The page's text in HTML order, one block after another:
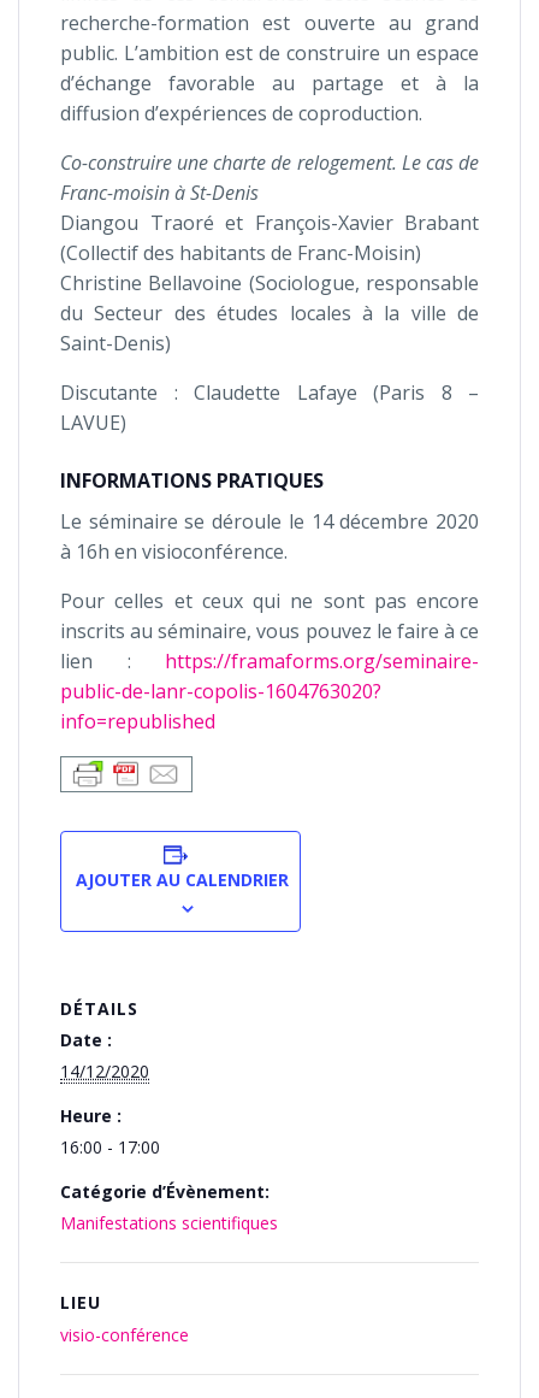
recherche-formation est ouverte au grand
public. L’ambition est de construire un espace
d’échange favorable au partage et à la
diffusion d’expériences de coproduction.
Co-construire une charte de relogement. Le cas de
Franc-moisin à St-Denis
Diangou Traoré et François-Xavier Brabant
(Collectif des habitants de Franc-Moisin)
Christine Bellavoine (Sociologue, responsable
du Secteur des études locales à la ville de
Saint-Denis)
Discutante : Claudette Lafaye (Paris 8 –
LAVUE)
INFORMATIONS PRATIQUES
Le séminaire se déroule le 14 décembre 2020
à 16h en visioconférence.
Pour celles et ceux qui ne sont pas encore
inscrits au séminaire, vous pouvez le faire à ce
lien : https://framaforms.org/seminaire-
public-de-lanr-copolis-1604763020?
info=republished
AJOUTER AU CALENDRIER
DÉTAILS
Date :
14/12/2020
Heure :
16:00 - 17:00
Catégorie d’Évènement:
Manifestations scientifiques
LIEU
visio-conférence